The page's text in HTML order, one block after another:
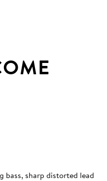
bass, sharp distorted lead